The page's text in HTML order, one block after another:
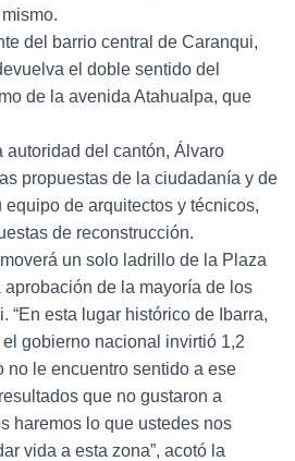
del barrio central de Caranqui,
el doble sentido del
de la avenida Atahualpa, que
autoridad del cantón, Álvaro
propuestas de la ciudadanía y de
de arquitectos y técnicos,
de reconstrucción.
un solo ladrillo de la Plaza
de la mayoría de los
“En esta lugar histórico de Ibarra,
gobierno nacional invirtió 1,2
no le encuentro sentido a ese
que no gustaron a
haremos lo que ustedes nos
vida a esta zona”, acotó la